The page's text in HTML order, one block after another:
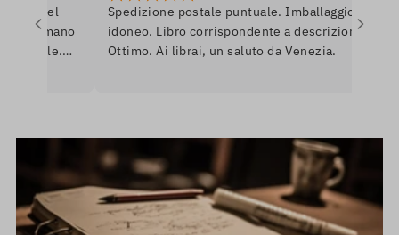
amano
Spedizione postale puntuale. Imballaggio
idoneo. Libro corrispondente a descrizione.
Ottimo. Ai librai, un saluto da Venezia.